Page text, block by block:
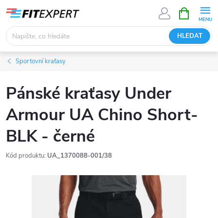
obsah
HLEDAT
NÁKUPNÍ
KOŠÍK
Sportovní kraťasy
Pánské kraťasy Under
Armour UA Chino Short-
BLK - černé
Kód produktu: UA_1370088-001/38